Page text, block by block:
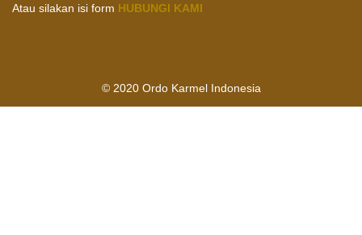
Atau silakan isi form HUBUNGI KAMI
© 2020 Ordo Karmel Indonesia